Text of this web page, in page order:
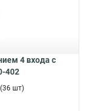
4 входа с
402
шт)